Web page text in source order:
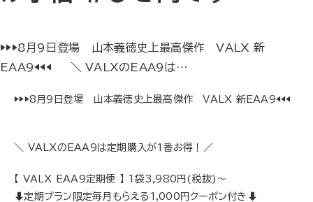
▶︎▶︎▶︎8月9日登場 山本義徳史上最高傑作 VALX 新
EAA9◀︎◀︎◀︎ ＼ VALXのEAA9は…
▶︎▶︎▶︎8月9日登場 山本義徳史上最高傑作 VALX 新EAA9◀︎◀︎◀︎
＼ VALXのEAA9は定期購入が1番お得！／
【 VALX EAA9定期便 】 1袋3,980円(税抜)〜
⬇︎定期プラン限定毎月もらえる1,000円クーポン付き⬇︎